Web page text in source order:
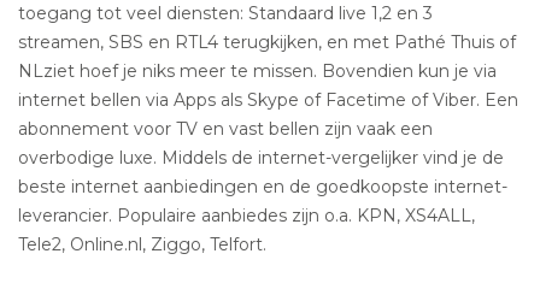
toegang tot veel diensten: Standaard live 1,2 en 3
streamen, SBS en RTL4 terugkijken, en met Pathé Thuis of
NLziet hoef je niks meer te missen. Bovendien kun je via
internet bellen via Apps als Skype of Facetime of Viber. Een
abonnement voor TV en vast bellen zijn vaak een
overbodige luxe. Middels de internet-vergelijker vind je de
beste internet aanbiedingen en de goedkoopste internet-
leverancier. Populaire aanbiedes zijn o.a. KPN, XS4ALL,
Tele2, Online.nl, Ziggo, Telfort.